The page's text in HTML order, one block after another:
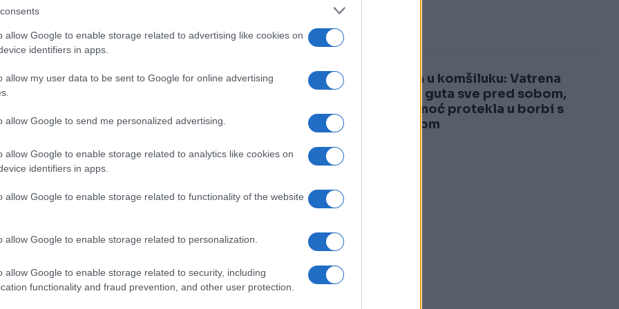
allow Google to enable storage related to advertising like cookies on
identifiers in apps.
allow my user data to be sent to Google for online advertising
allow Google to send me personalized advertising.
allow Google to enable storage related to analytics like cookies on
identifiers in apps.
allow Google to enable storage related to functionality of the website
allow Google to enable storage related to personalization.
allow Google to enable storage related to security, including
functionality and fraud prevention, and other user protection.
pismo starije sestre ubijene Katarine upućeno
sestru. Nemojte se zavaravati, krivi ste.“
izjavila je da roditelji dječaka ne razlikuju odgoj
tokom suđenja dobacila: „Sram te bilo.“
je da smatra kako njenu kćerku nije ubio
Vladimir i Miljana Kecmanović.
Dragana Vlahovića, prisjetila se brata kao
daju majke stradalih koje se, uprkos
4
Drama u komšiluku: Vatrena
stihija guta sve pred sobom,
cijela noć protekla u borbi s
požarom